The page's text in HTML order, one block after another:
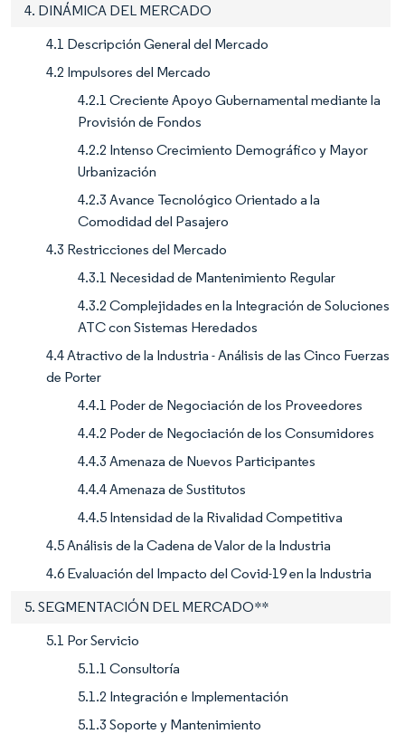
4. DINÁMICA DEL MERCADO
4.1 Descripción General del Mercado
4.2 Impulsores del Mercado
4.2.1 Creciente Apoyo Gubernamental mediante la
Provisión de Fondos
4.2.2 Intenso Crecimiento Demográfico y Mayor
Urbanización
4.2.3 Avance Tecnológico Orientado a la
Comodidad del Pasajero
4.3 Restricciones del Mercado
4.3.1 Necesidad de Mantenimiento Regular
4.3.2 Complejidades en la Integración de Soluciones
ATC con Sistemas Heredados
4.4 Atractivo de la Industria - Análisis de las Cinco Fuerzas
de Porter
4.4.1 Poder de Negociación de los Proveedores
4.4.2 Poder de Negociación de los Consumidores
4.4.3 Amenaza de Nuevos Participantes
4.4.4 Amenaza de Sustitutos
4.4.5 Intensidad de la Rivalidad Competitiva
4.5 Análisis de la Cadena de Valor de la Industria
4.6 Evaluación del Impacto del Covid-19 en la Industria
5. SEGMENTACIÓN DEL MERCADO**
5.1 Por Servicio
5.1.1 Consultoría
5.1.2 Integración e Implementación
5.1.3 Soporte y Mantenimiento